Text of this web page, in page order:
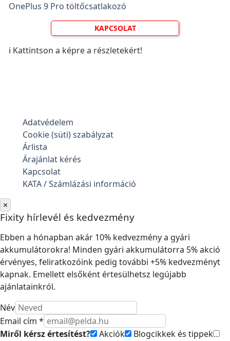
OnePlus 9 Pro töltőcsatlakozó
KAPCSOLAT
ℹ️ Kattintson a képre a részletekért!
Adatvédelem
Cookie (süti) szabályzat
Árlista
Árajánlat kérés
Kapcsolat
KATA / Számlázási információ
×
Fixity hírlevél és kedvezmény
Ebben a hónapban akár 10% kedvezmény a gyári
akkumulátorokra! Minden gyári akkumulátorra 5% akció
érvényes, feliratkozóink pedig további +5% kedvezményt
kapnak. Emellett elsőként értesülhetsz legújabb
ajánlatainkról.
Név
Email cím *
Miről kérsz értesítést?
Akciók
Blogcikkek és tippek